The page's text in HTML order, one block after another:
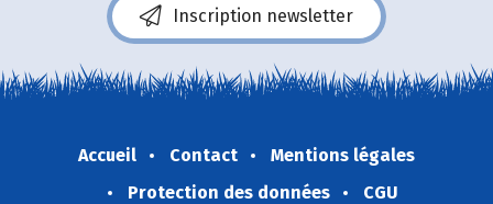
Inscription newsletter
Accueil Contact
Mentions légales
Protection des données
CGU